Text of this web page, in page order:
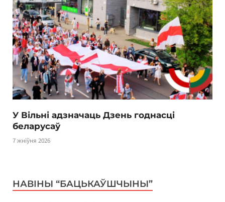
У Вільні адзначаць Дзень годнасці
беларусаў
7 жніўня 2026
НАВІНЫ “БАЦЬКАЎШЧЫНЫ”